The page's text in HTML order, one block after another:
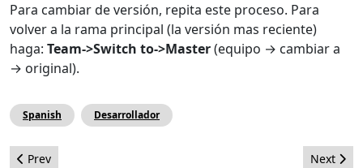
Para cambiar de versión, repita este proceso. Para
volver a la rama principal (la versión mas reciente)
haga: Team->Switch to->Master(equipo → cambiar a
→ original).
Spanish Desarrollador
Previous article: How to Approach to Big Projects with Joomla!
Prev Next
Next